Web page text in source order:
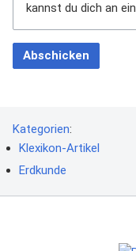
kannst du dich an ein
Abschicken
Kategorien:
Klexikon-Artikel
Erdkunde